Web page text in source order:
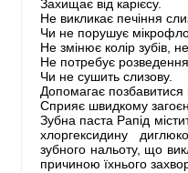
Захищає від карієсу.
Не викликає печіння
Чи не порушує
Не змінює колір зубів,
Не потребує
Чи не сушить слизову.
Допомагає позбавитися
Сприяє швидкому
Зубна паста Рапід
хлоргексидину
зубного нальоту, що
причиною їхнього